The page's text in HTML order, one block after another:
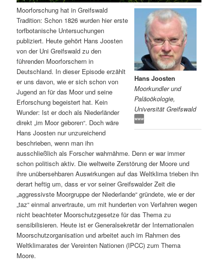
h
a
s
p
r
i
n
g
e
n
I
n
l
t
s
p
r
i
n
g
e
Hans Joosten
Moorkundler und
Paläoökologie,
Universität Greifswald
Moorforschung hat in Greifswald
Tradition: Schon 1826 wurden hier erste
torfbotanische Untersuchungen
publiziert. Heute gehört Hans Joosten
von der Uni Greifswald zu den
führenden Moorforschern in
Deutschland. In dieser Episode erzählt
er uns davon, wie er sich schon von
Jugend an für das Moor und seine
Erforschung begeistert hat. Kein
Wunder: Ist er doch als Niederländer
direkt „im Moor geboren“. Doch wäre
Hans Joosten nur unzureichend
beschrieben, wenn man ihn
ausschließlich als Forscher wahrnähme. Denn er war immer
schon politisch aktiv. Die weltweite Zerstörung der Moore und
ihre unübersehbaren Auswirkungen auf das Weltklima trieben ihn
derart heftig um, dass er vor seiner Greifswalder Zeit die
„aggressivste Moorgruppe der Niederlande“ gründete, wie er der
„taz“ einmal anvertraute, um mit hunderten von Verfahren wegen
nicht beachteter Moorschutzgesetze für das Thema zu
sensibilisieren. Heute ist er Generalsekretär der Internationalen
Moorschutzorganisation und arbeitet auch im Rahmen des
Weltklimarates der Vereinten Nationen (IPCC) zum Thema
Moore.